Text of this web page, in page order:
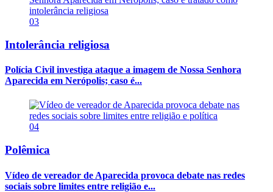
03
Intolerância religiosa
Polícia Civil investiga ataque a imagem de Nossa Senhora
Aparecida em Nerópolis; caso é...
04
Polêmica
Vídeo de vereador de Aparecida provoca debate nas redes
sociais sobre limites entre religião e...